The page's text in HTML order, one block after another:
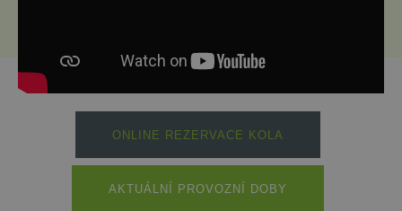
ONLINE REZERVACE KOLA
AKTUÁLNÍ PROVOZNÍ DOBY